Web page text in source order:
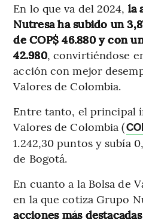
En lo que va del 2024, la
Nutresa ha subido un
de COP$ 46.880 y con
42.980, convirtiéndose
acción con mejor
Valores de Colombia.
Entre tanto, el principal
Valores de Colombia (
1.242,30 puntos y subía
de Bogotá.
En cuanto a la Bolsa de
en la que cotiza Grupo
acciones más